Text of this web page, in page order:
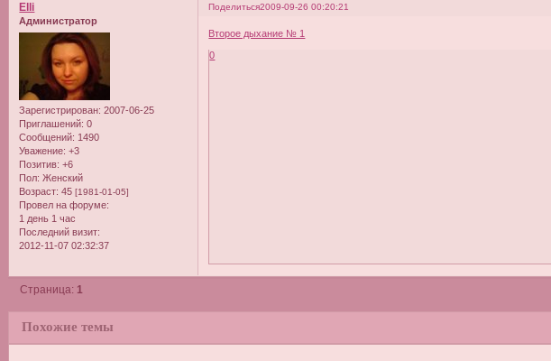
Поделиться2009-09-26 00:20:21
Elli
Администратор
Зарегистрирован: 2007-06-25
Приглашений: 0
Сообщений: 1490
Уважение: +3
Позитив: +6
Пол: Женский
Возраст: 45[1981-01-05]
Провел на форуме:
1 день 1 час
Последний визит:
2012-11-07 02:32:37
Второе дыхание № 1
0
Страница: 1
Похожие темы